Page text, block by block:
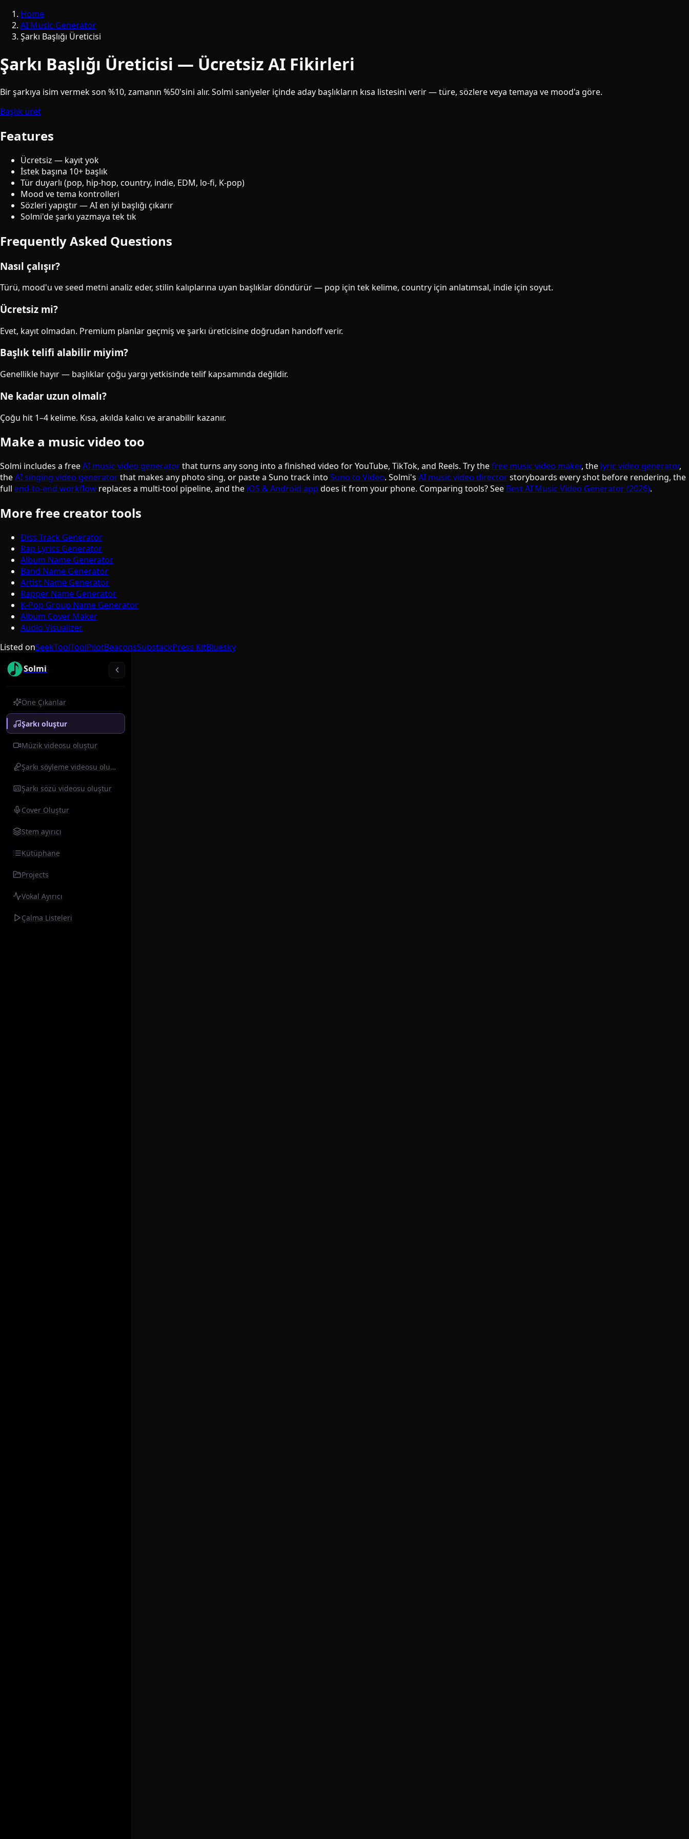
Home
AI Music Generator
Şarkı Başlığı Üreticisi
Şarkı Başlığı Üreticisi — Ücretsiz AI Fikirleri
Bir şarkıya isim vermek son %10, zamanın %50'sini alır. Solmi saniyeler içinde aday başlıkların kısa listesini verir — türe, sözlere veya temaya ve mood'a göre.
Başlık üret
Features
Ücretsiz — kayıt yok
İstek başına 10+ başlık
Tür duyarlı (pop, hip-hop, country, indie, EDM, lo-fi, K-pop)
Mood ve tema kontrolleri
Sözleri yapıştır — AI en iyi başlığı çıkarır
Solmi'de şarkı yazmaya tek tık
Frequently Asked Questions
Nasıl çalışır?
Türü, mood'u ve seed metni analiz eder, stilin kalıplarına uyan başlıklar döndürür — pop için tek kelime, country için anlatımsal, indie için soyut.
Ücretsiz mi?
Evet, kayıt olmadan. Premium planlar geçmiş ve şarkı üreticisine doğrudan handoff verir.
Başlık telifi alabilir miyim?
Genellikle hayır — başlıklar çoğu yargı yetkisinde telif kapsamında değildir.
Ne kadar uzun olmalı?
Çoğu hit 1–4 kelime. Kısa, akılda kalıcı ve aranabilir kazanır.
Make a music video too
Solmi includes a freeAI music video generatorthat turns any song into a finished video for YouTube, TikTok, and Reels. Try thefree music video maker, the lyric video generator,
theAI singing video generatorthat makes any photo sing, or paste a Suno track into Suno to Video. Solmi's AI music video directorstoryboards every shot before rendering, the
full end-to-end workflow replaces a multi-tool pipeline, and the iOS & Android app does it from your phone. Comparing tools? See Best AI Music Video Generator (2026).
More free creator tools
Diss Track Generator
Rap Lyrics Generator
Album Name Generator
Band Name Generator
Artist Name Generator
Rapper Name Generator
K-Pop Group Name Generator
Album Cover Maker
Audio Visualizer
Listed onSeekToolToolPilotBeaconsSubstackPress KitBluesky
Solmi
Öne Çıkanlar
Şarkı oluştur
Müzik videosu oluştur
Şarkı söyleme videosu oluştur
Şarkı sözü videosu oluştur
Cover Oluştur
Stem ayırıcı
Kütüphane
Projects
Vokal Ayırıcı
Çalma Listeleri